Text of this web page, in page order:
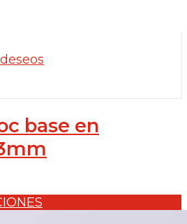
base en